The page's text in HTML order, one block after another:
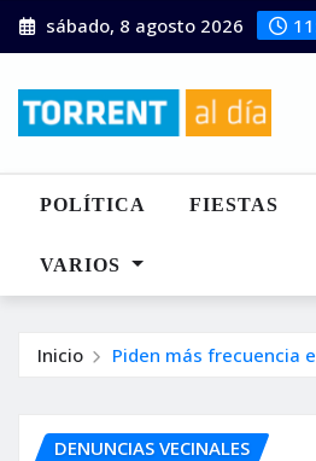
Saltar
al
sábado, 8 agosto 2026
POLÍTICA FIESTAS
VARIOS
Inicio Piden más frecuencia
DENUNCIAS VECINALES